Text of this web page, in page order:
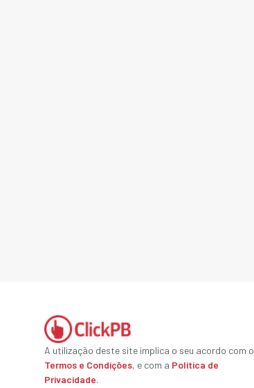
A utilização deste site implica o seu acordo com o
Termos e Condições, e com a Política de
Privacidade.